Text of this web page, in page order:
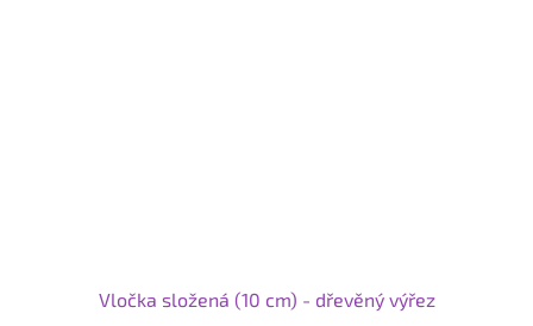
Vločka složená (10 cm) - dřevěný výřez